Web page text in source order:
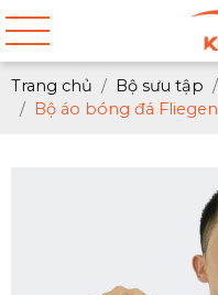
Trang chủ Bộ sưu tập
Bộ áo bóng đá Fliegen